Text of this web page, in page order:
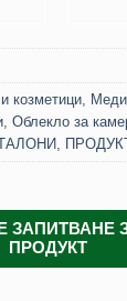
козметици
Облекло за
ЗАПИТВАНЕ
ПРОДУКТ